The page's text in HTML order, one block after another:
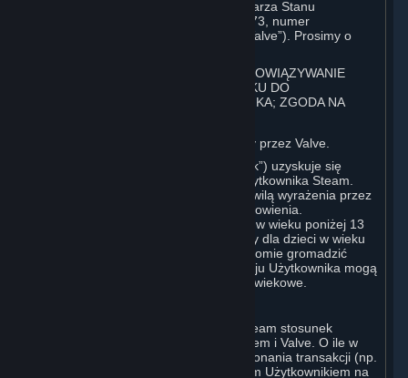
Zjednoczone, zarejestrowaną u Sekretarza Stanu
Waszyngton pod numerem 60 22 90 773, numer
identyfikacyjny VAT EU 8260 00671 („Valve”). Prosimy o
1. REJESTRACJA UŻYTKOWNIKA; OBOWIĄZYWANIE
POSTANOWIEŃ UMOWY W STOSUNKU DO
UŻYTKOWNIKA; KONTO UŻYTKOWNIKA; ZGODA NA
Steam to serwis internetowy oferowany przez Valve.
Status użytkownika Steam („Użytkownik”) uzyskuje się
poprzez dokonanie rejestracji konta użytkownika Steam.
Niniejsza Umowa wchodzi w życie z chwilą wyrażenia przez
Użytkownika zgody na niniejsze postanowienia.
Użytkownikiem nie może zostać osoba w wieku poniżej 13
lat. Serwis Steam nie jest przeznaczony dla dzieci w wieku
poniżej 13 lat, a Valve nie będzie świadomie gromadzić
danych osobowych takich dzieci. W kraju Użytkownika mogą
obowiązywać dodatkowe ograniczenia wiekowe.
W przypadku wszelkich interakcji ze Steam stosunek
umowny istnieje pomiędzy Użytkownikiem i Valve. O ile w
niniejszej umowie lub w momencie dokonania transakcji (np.
w przypadku transakcji zawartej z innym Użytkownikiem na